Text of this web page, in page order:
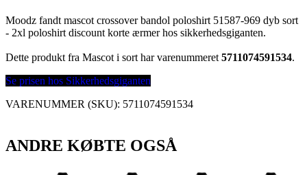
Moodz fandt mascot crossover bandol poloshirt 51587-969 dyb sort
- 2xl poloshirt discount korte ærmer hos sikkerhedsgiganten.
Dette produkt fra Mascot i sort har varenummeret 5711074591534.
Se prisen hos Sikkerhedsgiganten
VARENUMMER (SKU): 5711074591534
ANDRE KØBTE OGSÅ